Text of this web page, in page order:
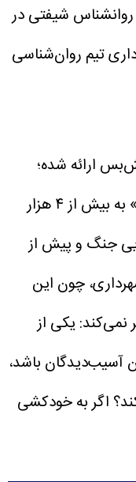
روانشناس شیفتی در
تیم روان‌شناسی
ارائه شده؛
صاحب تأکید می‌کند شهرداری به‌صورت شبانه‌روزی و «با رویکردی جهادی» به بیش از ۴ هزار
جنگ و پیش از
چون این
نمی‌کند: یکی از
آسیب‌دیدگان باشد،
اگر به خودکشی